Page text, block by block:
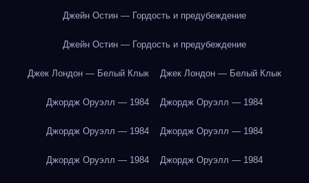
Джейн Остин — Гордость и предубеждение
Джейн Остин — Гордость и предубеждение
Джек Лондон — Белый Клык Джек Лондон — Белый Клык
Джордж Оруэлл — 1984 Джордж Оруэлл — 1984
Джордж Оруэлл — 1984 Джордж Оруэлл — 1984
Джордж Оруэлл — 1984 Джордж Оруэлл — 1984